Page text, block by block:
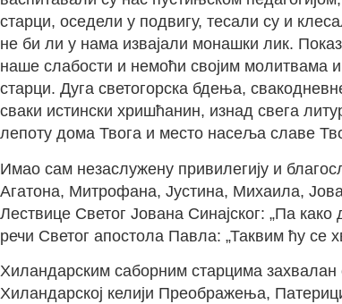
старци, оседели у подвигу, тесали су и
не би ли у нама извајали монашки лик.
наше слабости и немоћи својим
старци. Дуга светогорска бдења,
сваки истински хришћанин, изнад свега
лепоту дома Твога и место насеља славе
Имао сам незаслужену привилегију и
Агатона, Митрофана, Јустина, Михаила,
Лествице Светог Јована Синајског: „Па
речи Светог апостола Павла: „Таквим ћу се
Хиландарским саборним старцима
Хиландарској келији Преображења,